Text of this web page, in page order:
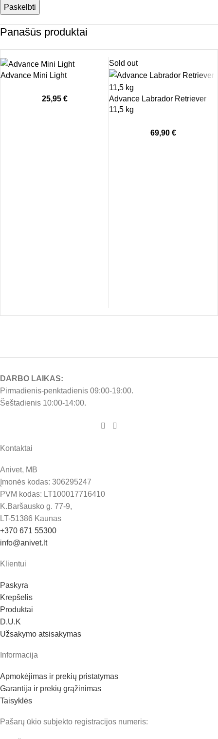
Panašūs produktai
Advance Mini Light
25,95 €
Sold out
Advance Labrador Retriever
11,5 kg
69,90 €
DARBO LAIKAS:
Pirmadienis-penktadienis 09:00-19:00.
Šeštadienis 10:00-14:00.
Kontaktai
Anivet, MB
Įmonės kodas: 306295247
PVM kodas: LT100017716410
K.Baršausko g. 77-9,
LT-51386 Kaunas
+370 671 55300
info@anivet.lt
Klientui
Paskyra
Krepšelis
Produktai
D.U.K
Užsakymo atsisakymas
Informacija
Apmokėjimas ir prekių pristatymas
Garantija ir prekių grąžinimas
Taisyklės
Pašarų ūkio subjekto registracijos numeris: